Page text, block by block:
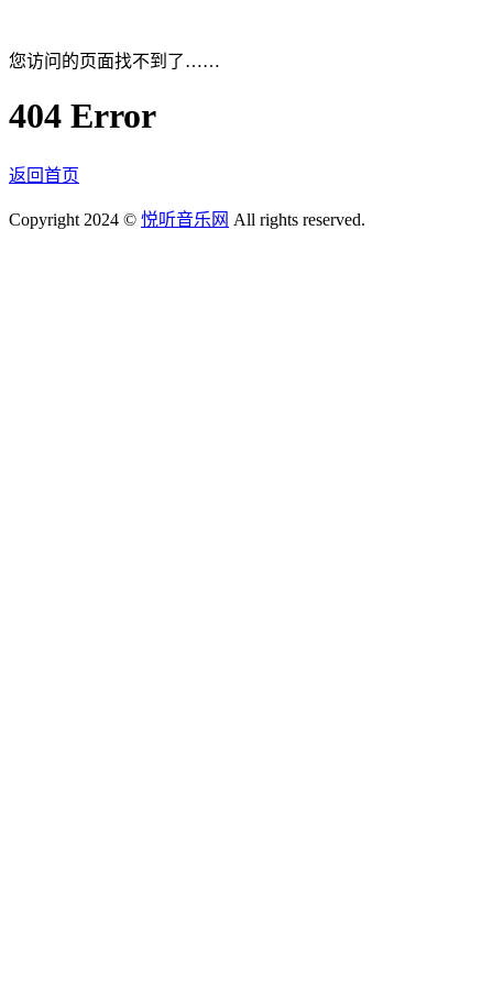
您访问的页面找不到了……
404 Error
返回首页
Copyright 2024 © 悦听音乐网 All rights reserved.